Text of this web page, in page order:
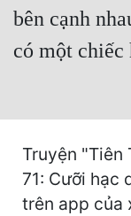
Cạnh Kỹ
Cổ Tiên Hiệp
Dã Sử
Dị Giới
bên cạnh
có một chiếc
Truyện "Tiên
71: Cưỡi hạc
trên app của